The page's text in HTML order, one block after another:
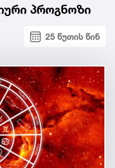
პროგნოზი
25 წუთის წინ